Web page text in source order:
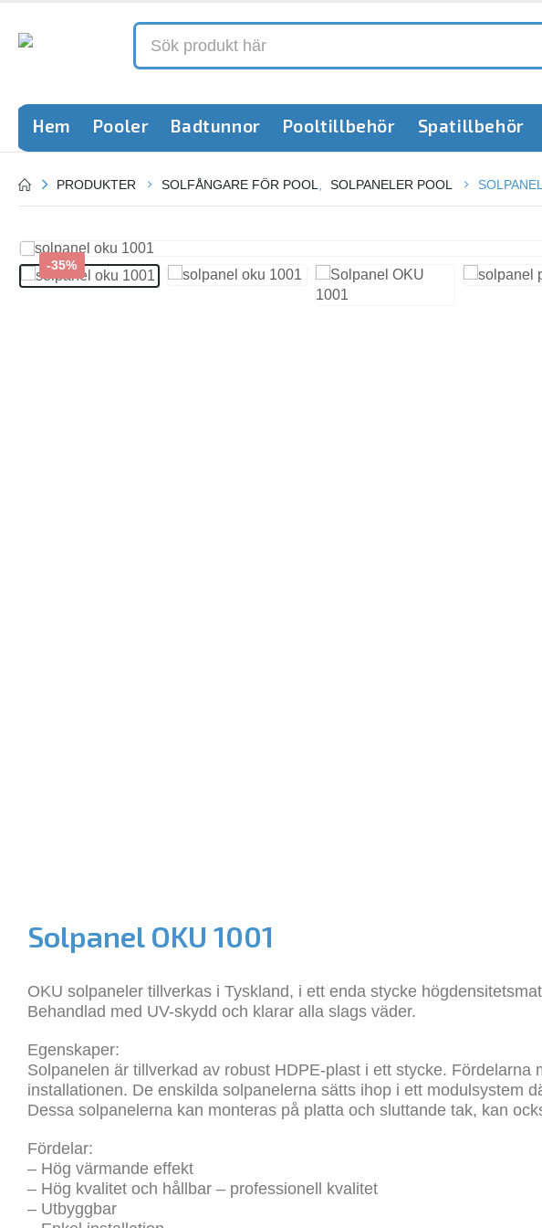
Hem Pooler Badtunnor Pooltillbehör Spatillbehör
PRODUKTER SOLFÅNGARE FÖR POOL SOLPANELER POOL
-35%
Solpanel OKU 1001
OKU solpaneler tillverkas i Tyskland, i ett enda stycke
Behandlad med UV-skydd och klarar alla slags väder.
Egenskaper:
Solpanelen är tillverkad av robust HDPE-plast i ett stycke.
installationen. De enskilda solpanelerna sätts ihop i ett modulsystem
Dessa solpanelerna kan monteras på platta och sluttande tak, kan
Fördelar:
– Hög värmande effekt
– Hög kvalitet och hållbar – professionell kvalitet
– Utbyggbar